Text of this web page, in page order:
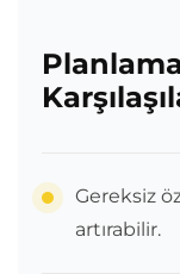
Gereksiz
artırabilir.